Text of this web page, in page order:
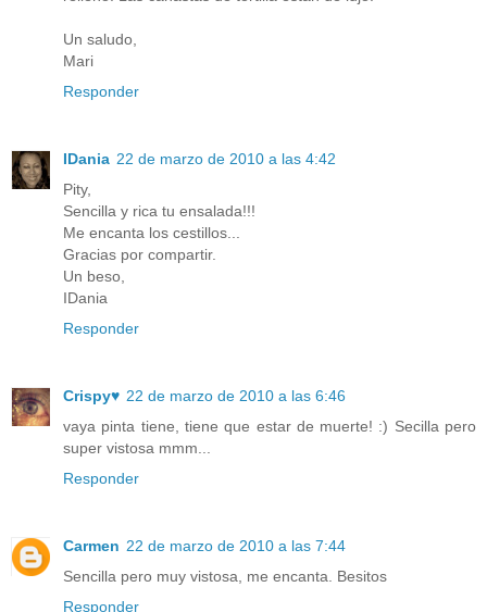
Un saludo,
Mari
Responder
IDania 22 de marzo de 2010 a las 4:42
Pity,
Sencilla y rica tu ensalada!!!
Me encanta los cestillos...
Gracias por compartir.
Un beso,
IDania
Responder
Crispy♥ 22 de marzo de 2010 a las 6:46
vaya pinta tiene, tiene que estar de muerte! :) Secilla pero
super vistosa mmm...
Responder
Carmen 22 de marzo de 2010 a las 7:44
Sencilla pero muy vistosa, me encanta. Besitos
Responder